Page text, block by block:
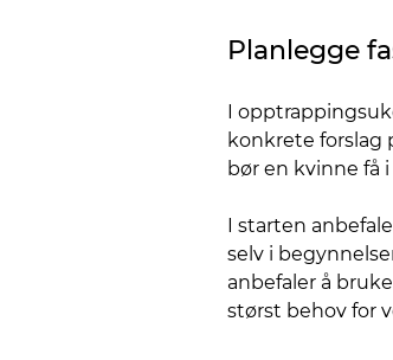
Planlegge
I
konkrete forslag
bør en kvinne få
I starten
selv i
anbefaler å
størst behov for